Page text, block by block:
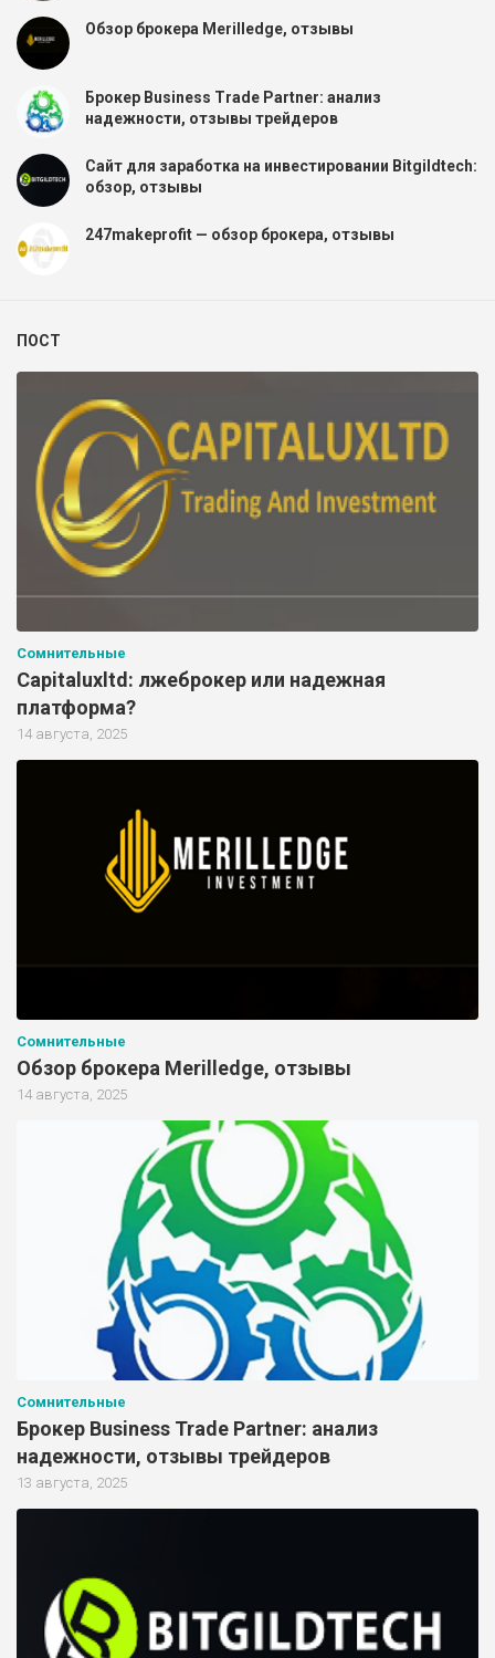
Обзор брокера Merilledge, отзывы
Брокер Business Trade Partner: анализ
надежности, отзывы трейдеров
Сайт для заработка на инвестировании Bitgildtech:
обзор, отзывы
247makeprofit — обзор брокера, отзывы
ПОСТ
Сомнительные
Capitaluxltd: лжеброкер или надежная
платформа?
14 августа, 2025
Сомнительные
Обзор брокера Merilledge, отзывы
14 августа, 2025
Сомнительные
Брокер Business Trade Partner: анализ
надежности, отзывы трейдеров
13 августа, 2025